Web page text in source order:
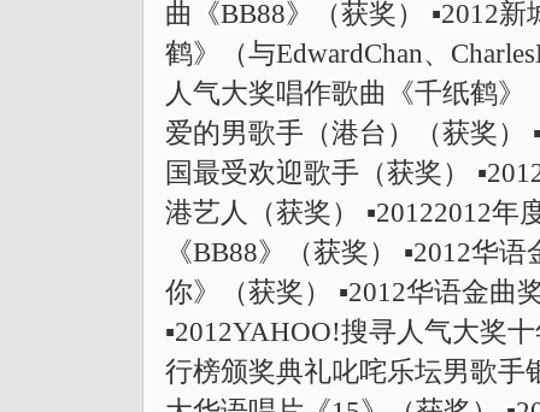
曲《BB88》（获奖） ▪2012
鹤》（与EdwardChan、
人气大奖唱作歌曲《千纸鹤》
爱的男歌手（港台）（获奖）
国最受欢迎歌手（获奖）
港艺人（获奖） ▪20122012年
《BB88》（获奖） ▪2012华
你》（获奖） ▪2012华语金曲
▪2012YAHOO!搜寻人气大奖
行榜颁奖典礼叱咤乐坛男歌手